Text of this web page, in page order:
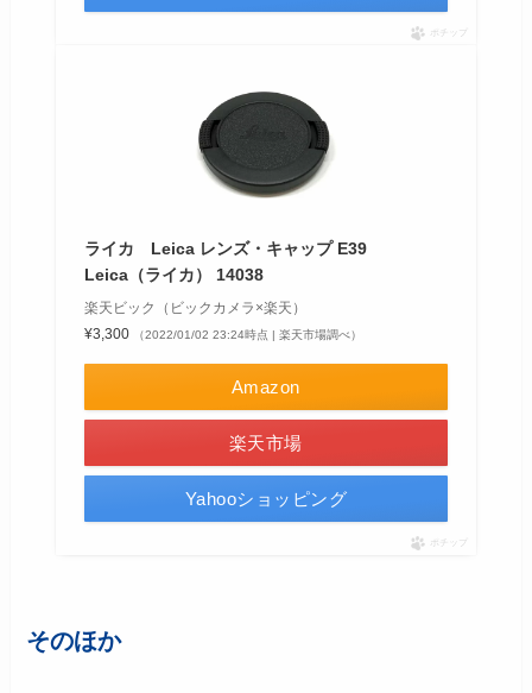
ポチップ
ライカ Leica レンズ・キャップ E39
Leica（ライカ） 14038
楽天ビック（ビックカメラ×楽天）
¥3,300
（2022/01/02 23:24時点 | 楽天市場調べ）
Amazon
楽天市場
Yahooショッピング
ポチップ
そのほか